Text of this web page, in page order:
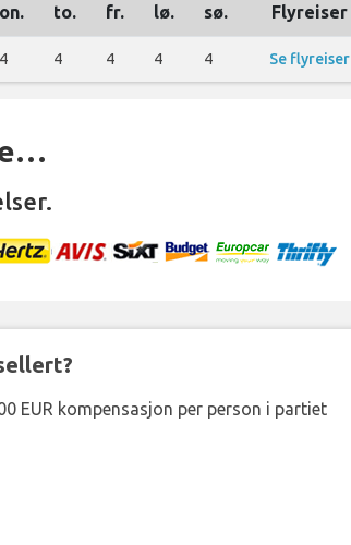
on. to. fr. lø. sø. Flyreiser
4 4 4 4 4 Se flyreiser
EUR kompensasjon per person i partiet